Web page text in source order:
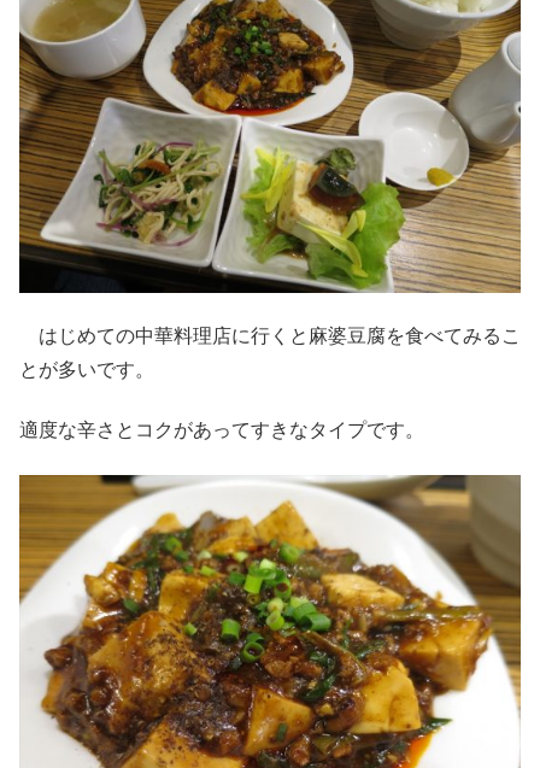
はじめての中華料理店に行くと麻婆豆腐を食べてみるこ
とが多いです。
適度な辛さとコクがあってすきなタイプです。